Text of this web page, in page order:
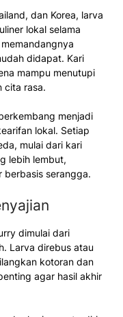
dan Korea, larva
lokal selama
didapat. Kari
mampu menutupi
cita rasa.
menjadi
lokal. Setiap
mulai dari kari
lebih lembut,
berbasis serangga.
dimulai dari
Larva direbus atau
kotoran dan
agar hasil akhir